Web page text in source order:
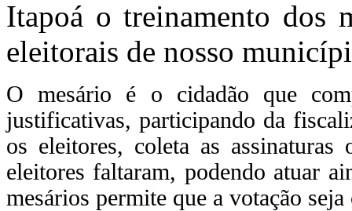
Itapoá o treinamento dos
eleitorais de nosso
O mesário é o cidadão que
justificativas, participando da
os eleitores, coleta as
eleitores faltaram, podendo atuar
mesários permite que a votação